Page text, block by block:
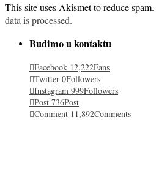
This site uses Akismet to reduce spam.
data is processed.
Budimo u kontaktu
Facebook 12,222Fans
Twitter 0Followers
Instagram 999Followers
Post 736Post
Comment 11,892Comments